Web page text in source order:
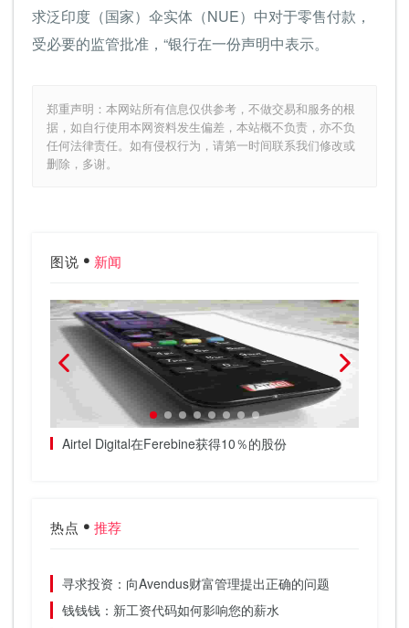
求泛印度（国家）伞实体（NUE）中对于零售付款，
受必要的监管批准，“银行在一份声明中表示。
郑重声明：本网站所有信息仅供参考，不做交易和服务的根
据，如自行使用本网资料发生偏差，本站概不负责，亦不负
任何法律责任。如有侵权行为，请第一时间联系我们修改或
删除，多谢。
图说 新闻
Airtel Digital在Ferebine获得10％的股份
热点 推荐
寻求投资：向Avendus财富管理提出正确的问题
钱钱钱：新工资代码如何影响您的薪水